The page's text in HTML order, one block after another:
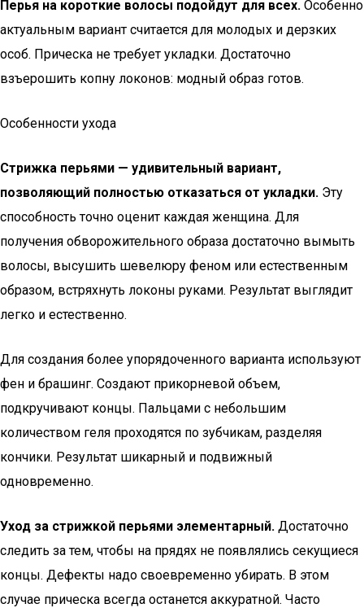
Перья на короткие волосы подойдут для всех. Особенно
актуальным вариант считается для молодых и дерзких
особ. Прическа не требует укладки. Достаточно
взъерошить копну локонов: модный образ готов.
Особенности ухода
Стрижка перьями — удивительный вариант,
позволяющий полностью отказаться от укладки. Эту
способность точно оценит каждая женщина. Для
получения обворожительного образа достаточно вымыть
волосы, высушить шевелюру феном или естественным
образом, встряхнуть локоны руками. Результат выглядит
легко и естественно.
Для создания более упорядоченного варианта используют
фен и брашинг. Создают прикорневой объем,
подкручивают концы. Пальцами с небольшим
количеством геля проходятся по зубчикам, разделяя
кончики. Результат шикарный и подвижный
одновременно.
Уход за стрижкой перьями элементарный. Достаточно
следить за тем, чтобы на прядях не появлялись секущиеся
концы. Дефекты надо своевременно убирать. В этом
случае прическа всегда останется аккуратной. Часто